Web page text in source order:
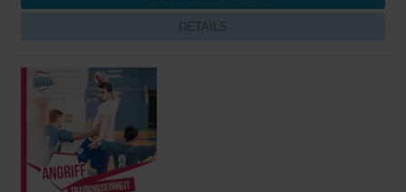
DETAILS